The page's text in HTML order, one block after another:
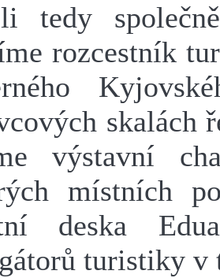
li tedy
rozcestník
skalách
výstavní
místních
deska
turistiky v